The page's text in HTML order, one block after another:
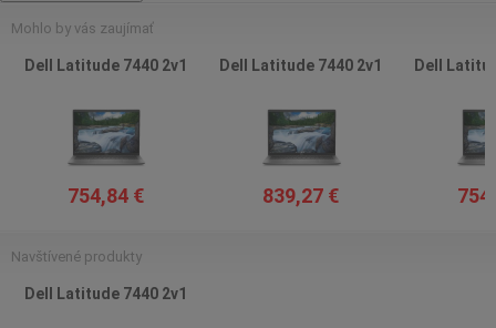
Mohlo by vás zaujímať
Dell Latitude 7440 2v1
754,84 €
Dell Latitude 7440 2v1
839,27 €
Dell
Navštívené produkty
Dell Latitude 7440 2v1